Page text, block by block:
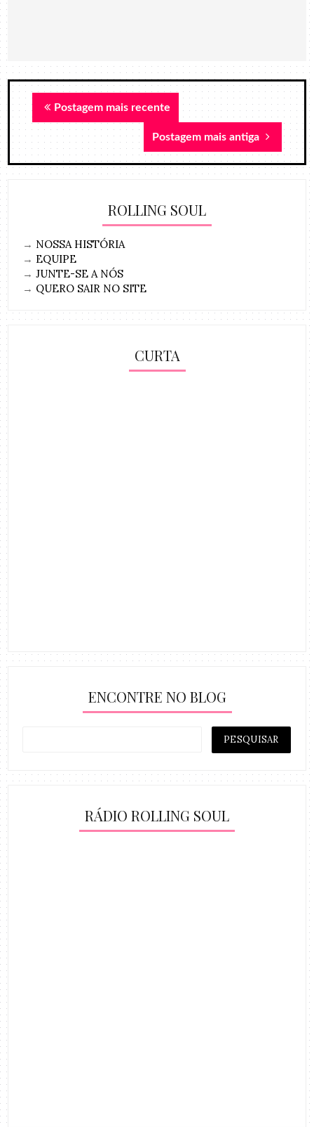
Postagem mais recente
Postagem mais antiga
ROLLING SOUL
→ NOSSA HISTÓRIA
→ EQUIPE
→JUNTE-SE A NÓS
→ QUERO SAIR NO SITE
CURTA
ENCONTRE NO BLOG
RÁDIO ROLLING SOUL